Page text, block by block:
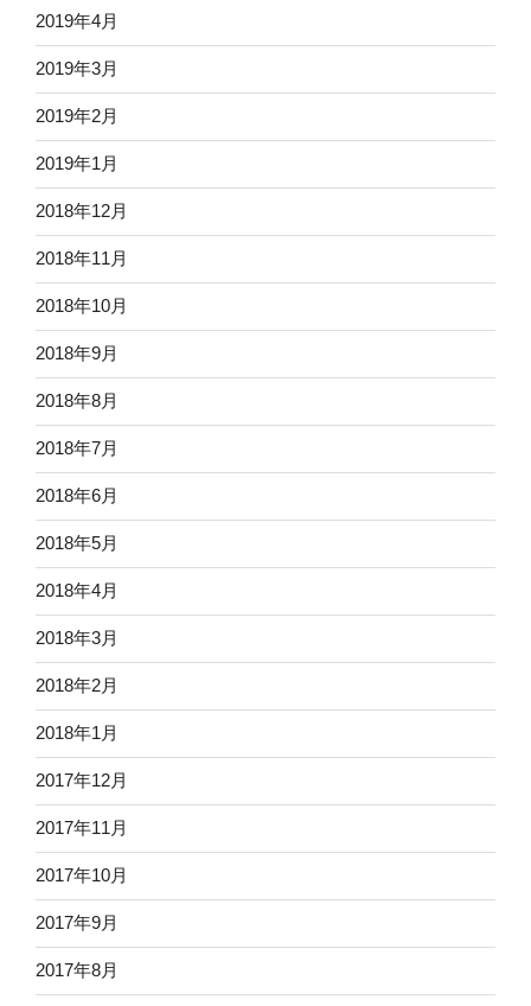
2019年4月
2019年3月
2019年2月
2019年1月
2018年12月
2018年11月
2018年10月
2018年9月
2018年8月
2018年7月
2018年6月
2018年5月
2018年4月
2018年3月
2018年2月
2018年1月
2017年12月
2017年11月
2017年10月
2017年9月
2017年8月